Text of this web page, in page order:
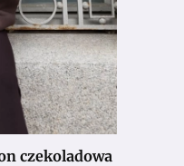
czekoladowa